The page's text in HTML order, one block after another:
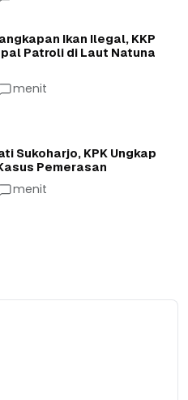
Ikan Ilegal, KKP
Patroli di Laut Natuna
menit
Sukoharjo, KPK Ungkap
Pemerasan
menit